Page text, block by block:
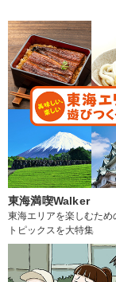
東海満喫Walker
東海エリアを楽しむため
トピックスを大特集